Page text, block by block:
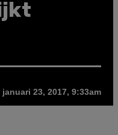
januari 23, 2017, 9:33am